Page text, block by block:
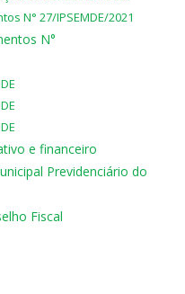
N° 27/IPSEMDE/2021
N°
e financeiro
Previdenciário do
Fiscal